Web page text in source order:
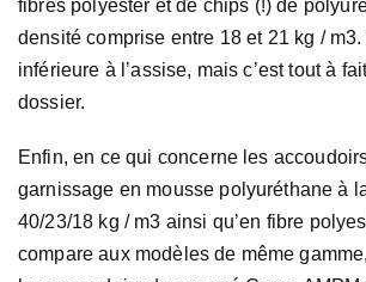
fibres polyester et de chips (!) de
densité comprise entre 18 et 21 kg /
inférieure à l’assise, mais c’est tout à
dossier.
Enfin, en ce qui concerne les
garnissage en mousse polyuréthane à
40/23/18 kg / m3 ainsi qu’en fibre
compare aux modèles de même